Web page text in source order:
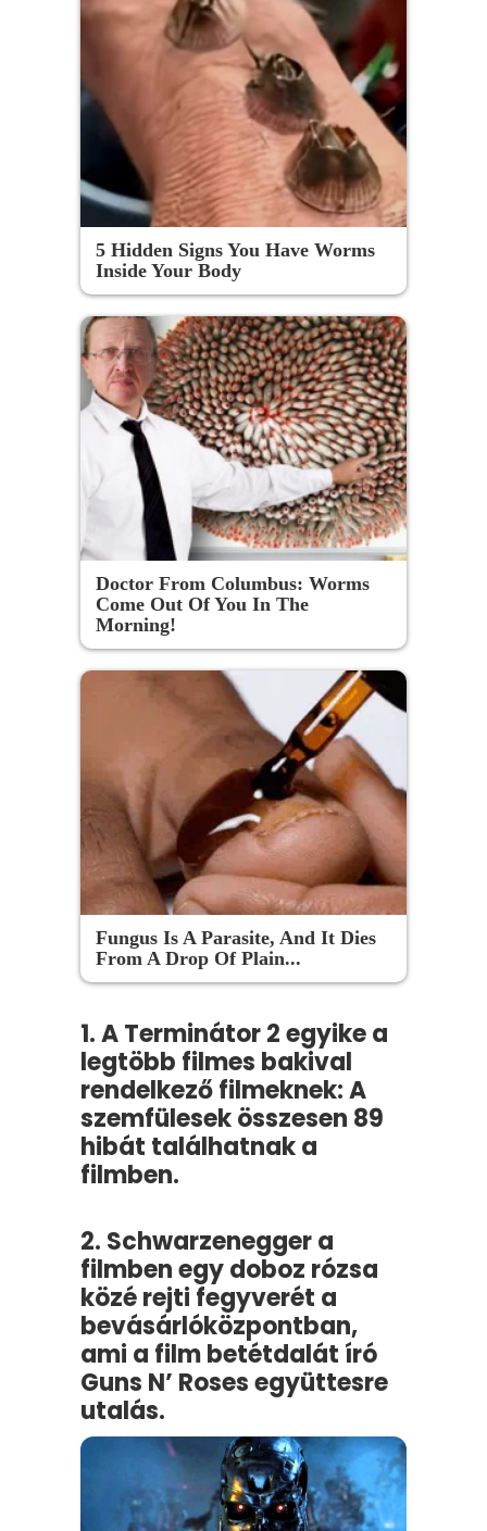
5 Hidden Signs You Have Worms
Inside Your Body
Doctor From Columbus: Worms
Come Out Of You In The
Morning!
Fungus Is A Parasite, And It Dies
From A Drop Of Plain...
1. A Terminátor 2 egyike a
legtöbb filmes bakival
rendelkező filmeknek: A
szemfülesek összesen 89
hibát találhatnak a
filmben.
2. Schwarzenegger a
filmben egy doboz rózsa
közé rejti fegyverét a
bevásárlóközpontban,
ami a film betétdalát író
Guns N’ Roses együttesre
utalás.